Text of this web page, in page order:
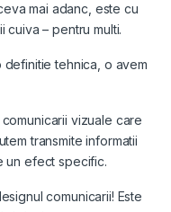
mai adanc, este cu
– pentru multi.
tehnica, o avem
vizuale care
transmite informatii
un efect specific.
comunicarii! Este